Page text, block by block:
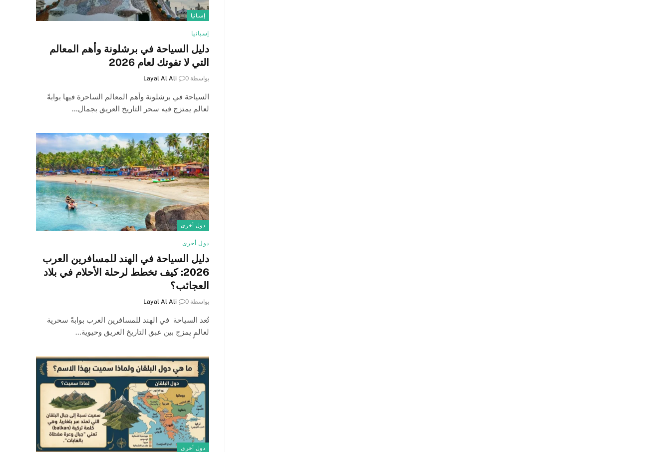
إسبانيا
إسبانيا
دليل السياحة في برشلونة وأهم المعالم
التي لا تفوتك لعام 2026
بواسطة Layal Al Ali 0
السياحة في برشلونة وأهم المعالم الساحرة فيها بوابةً
لعالم يمتزج فيه سحر التاريخ العريق بجمال…
دول أخرى
دول أخرى
دليل السياحة في الهند للمسافرين العرب
2026: كيف تخطط لرحلة الأحلام في بلاد
العجائب؟
بواسطة Layal Al Ali 0
تُعد السياحة في الهند للمسافرين العرب بوابةً سحرية
لعالمٍ يمزج بين عبق التاريخ العريق وحيوية…
دول أخرى